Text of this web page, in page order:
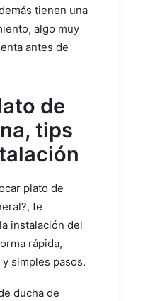
tienen una
algo muy
antes de
de
tips
plato de
te
instalación del
rápida,
simples pasos.
ducha de